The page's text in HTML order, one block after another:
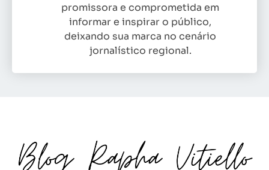
promissora e comprometida em
informar e inspirar o público,
deixando sua marca no cenário
jornalístico regional.